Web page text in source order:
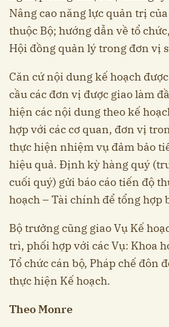
Nâng cao năng lực quản trị
thuộc Bộ; hướng dẫn về tổ
Hội đồng quản lý trong đơn vị
Căn cứ nội dung kế hoạch
cầu các đơn vị được giao làm
hiện các nội dung theo kế
hợp với các cơ quan, đơn vị
thực hiện nhiệm vụ đảm bảo
hiệu quả. Định kỳ hàng quý
cuối quý) gửi báo cáo tiến độ
hoạch – Tài chính để tổng hợp
Bộ trưởng cũng giao Vụ Kế
trì, phối hợp với các Vụ: Khoa
Tổ chức cán bộ, Pháp chế đôn
thực hiện Kế hoạch.
Theo Monre